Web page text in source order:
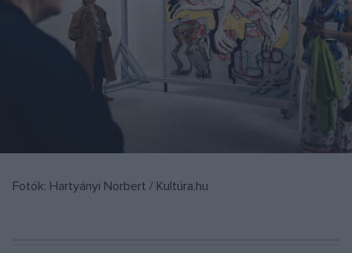
Fotók: Hartyányi Norbert / Kultúra.hu